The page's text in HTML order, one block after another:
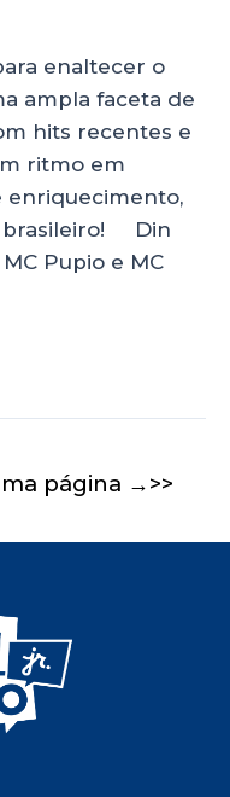
enaltecer o
ampla faceta de
hits recentes e
ritmo em
enriquecimento,
brasileiro! Din
Pupio e MC
página →